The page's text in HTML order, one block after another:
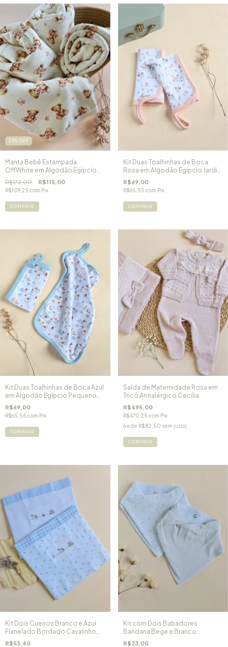
33% OFF
Manta Bebê Estampada
OffWhite em Algodão Egípcio
Ursa Floral
R$172,00 R$115,00
R$109,25 com Pix
COMPRAR
Kit Duas Toalhinhas de Boca
Rosa em Algodão Egípcio Jardim
de Cogumelos
R$69,00
R$65,55 com Pix
COMPRAR
Kit Duas Toalhinhas de Boca Azul
em Algodão Egípcio Pequeno
Príncipe
R$69,00
R$65,55 com Pix
COMPRAR
Saída de Maternidade Rosa em
Tricô Antialérgico Cecília
R$495,00
R$470,25 com Pix
6 x de R$82,50 sem juros
COMPRAR
Kit Dois Cueiros Branco e Azul
Flanelado Bordado Cavalinho
de Pau
R$53,40
Kit com Dois Babadores
Bandana Bege e Branco
Impermeável
R$23,00